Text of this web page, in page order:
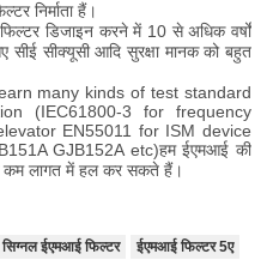
निर्माता हैं।
डिजाइन करने में 10 से अधिक वर्षों
सीक्यूसी आदि सुरक्षा मानक को बहुत
many kinds of test standard
(IEC61800-3 for frequency
EN55011 for ISM device
GJB152A etc)हम ईएमआई की
कम लागत में हल कर सकते हैं।
सिग्नल ईएमआई फिल्टर ईएमआई फिल्टर 5ए